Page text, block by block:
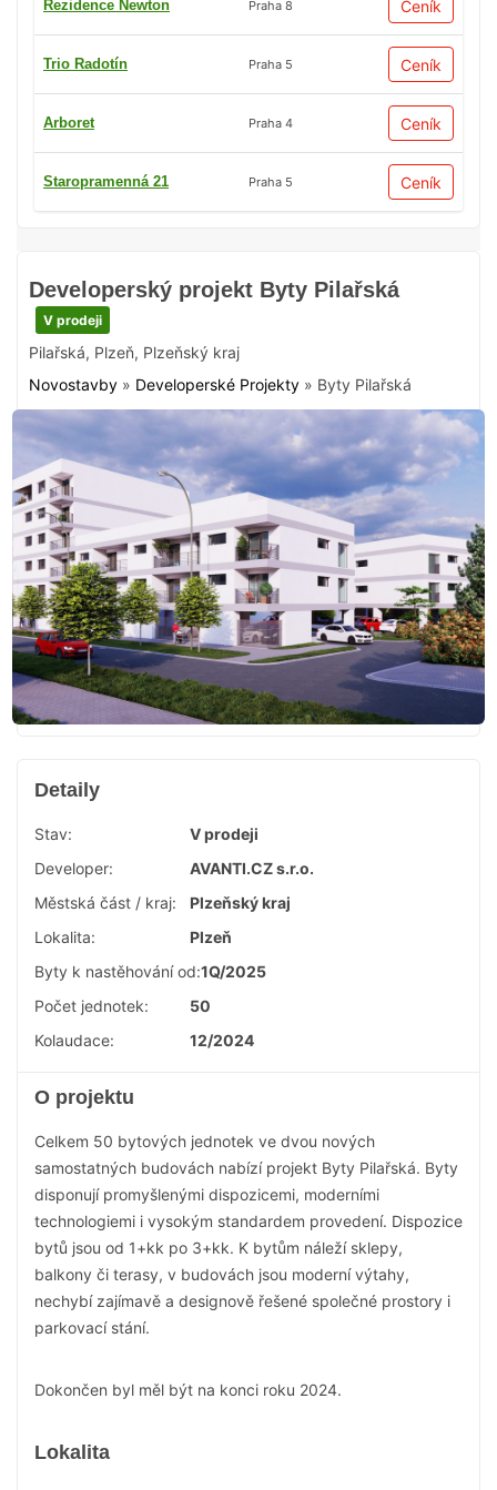
Developerský projekt Byty Pilařská
V prodeji
Pilařská, Plzeň, Plzeňský kraj
Novostavby » Developerské Projekty » Byty Pilařská
Rezidence Newton Praha 8 Ceník
Trio Radotín Praha 5 Ceník
Arboret Praha 4 Ceník
Staropramenná 21 Praha 5 Ceník
Detaily
Stav:
V prodeji
Developer:
AVANTI.CZ s.r.o.
Městská část / kraj:
Plzeňský kraj
Lokalita:
Plzeň
Byty k nastěhování od:1Q/2025
Počet jednotek:
50
Kolaudace:
12/2024
O projektu
Celkem 50 bytových jednotek ve dvou nových
samostatných budovách nabízí projekt Byty Pilařská. Byty
disponují promyšlenými dispozicemi, moderními
technologiemi i vysokým standardem provedení. Dispozice
bytů jsou od 1+kk po 3+kk. K bytům náleží sklepy,
balkony či terasy, v budovách jsou moderní výtahy,
nechybí zajímavě a designově řešené společné prostory i
parkovací stání.
Dokončen byl měl být na konci roku 2024.
Lokalita